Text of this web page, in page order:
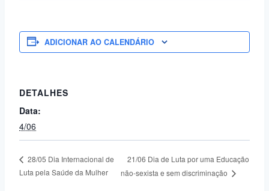
ADICIONAR AO CALENDÁRIO
DETALHES
Data:
4/06
28/05 Dia Internacional de
Luta pela Saúde da Mulher
21/06 Dia de Luta por uma Educação
não-sexista e sem discriminação